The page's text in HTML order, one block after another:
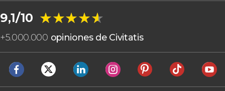
9,1/10 ★★★★★
★★★★★
+5.000.000 opiniones de Civitatis